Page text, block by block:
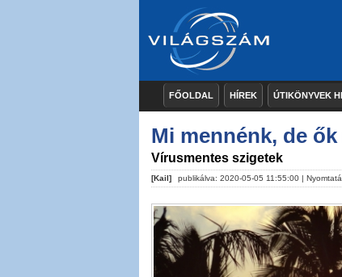
FŐOLDAL HÍREK ÚTIKÖNYVEK
Mi mennénk, de
Vírusmentes szigetek
[Kail] publikálva: 2020-05-05 11:55:00 |